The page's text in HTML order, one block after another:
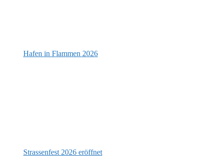
Hafen in Flammen 2026
Strassenfest 2026 eröffnet